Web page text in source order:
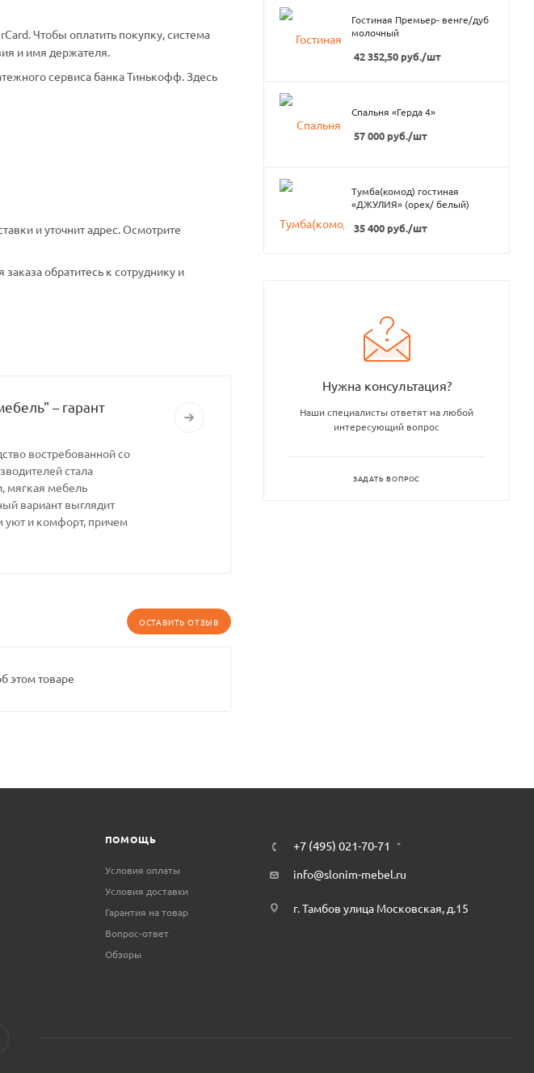
Чтобы оплатить покупку, система
и имя держателя.
сервиса банка Тинькофф. Здесь
и уточнит адрес. Осмотрите
обратитесь к сотруднику и
– гарант
востребованной со
стала
мягкая мебель
вариант выглядит
уют и комфорт, причем
ОСТАВИТЬ ОТЗЫВ
этом товаре
Гостиная Премьер- венге/дуб
молочный
42 352,50 руб./шт
Спальня «Герда 4»
57 000 руб./шт
Тумба(комод) гостиная
«ДЖУЛИЯ» (орех/ белый)
35 400 руб./шт
Нужна консультация?
Наши специалисты ответят на любой
интересующий вопрос
ЗАДАТЬ ВОПРОС
ПОМОЩЬ
Условия оплаты
Условия доставки
Гарантия на товар
Вопрос-ответ
Обзоры
+7 (495) 021-70-71
info@slonim-mebel.ru
г. Тамбов улица Московская, д.15